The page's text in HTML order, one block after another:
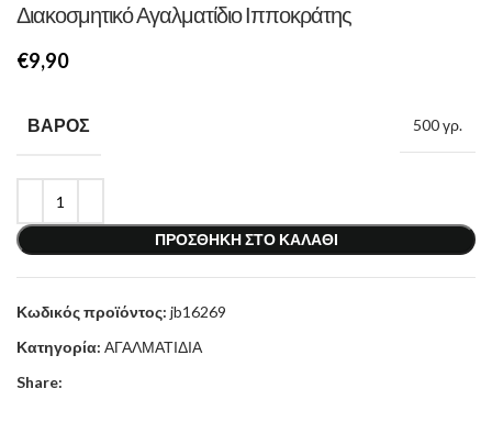
Διακοσμητικό Αγαλματίδιο Ιπποκράτης
€
ΒΆΡΟΣ 500 γρ.
ΠΡΟΣΘΉΚΗ ΣΤΟ ΚΑΛΆΘΙ
Κωδικός προϊόντος: jb16269
Κατηγορία: ΑΓΑΛΜΑΤΙΔΙΑ
Share: